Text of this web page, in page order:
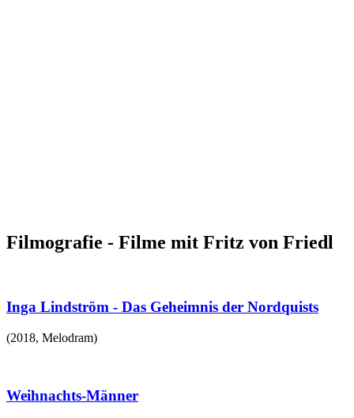
Filmografie - Filme mit Fritz von Friedl
Inga Lindström - Das Geheimnis der Nordquists
(2018, Melodram)
Weihnachts-Männer